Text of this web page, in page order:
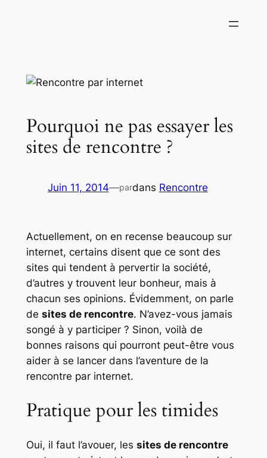
Pourquoi ne pas essayer les
sites de rencontre ?
Juin 11, 2014—pardans Rencontre
Actuellement, on en recense beaucoup sur
internet, certains disent que ce sont des
sites qui tendent à pervertir la société,
d’autres y trouvent leur bonheur, mais à
chacun ses opinions. Évidemment, on parle
de sites de rencontre. N’avez-vous jamais
songé à y participer ? Sinon, voilà de
bonnes raisons qui pourront peut-être vous
aider à se lancer dans l’aventure de la
rencontre par internet.
Pratique pour les timides
Oui, il faut l’avouer, les sites de rencontre